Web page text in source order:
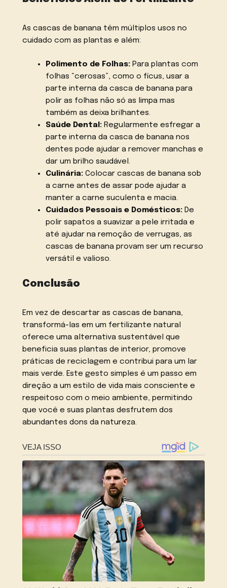
As cascas de banana têm múltiplos usos no
cuidado com as plantas e além:
Polimento de Folhas:Para plantas com
folhas “cerosas”, como o fícus, usar a
parte interna da casca de banana para
polir as folhas não só as limpa mas
também as deixa brilhantes.
Saúde Dental:Regularmente esfregar a
parte interna da casca de banana nos
dentes pode ajudar a remover manchas e
dar um brilho saudável.
Culinária:Colocar cascas de banana sob
a carne antes de assar pode ajudar a
manter a carne suculenta e macia.
Cuidados Pessoais e Domésticos:De
polir sapatos a suavizar a pele irritada e
até ajudar na remoção de verrugas, as
cascas de banana provam ser um recurso
versátil e valioso.
Conclusão
Em vez de descartar as cascas de banana,
transformá-las em um fertilizante natural
oferece uma alternativa sustentável que
beneficia suas plantas de interior, promove
práticas de reciclagem e contribui para um lar
mais verde. Este gesto simples é um passo em
direção a um estilo de vida mais consciente e
respeitoso com o meio ambiente, permitindo
que você e suas plantas desfrutem dos
abundantes dons da natureza.